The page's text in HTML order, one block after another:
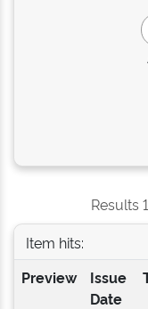
Results
Item hits:
Preview
Issue
Date